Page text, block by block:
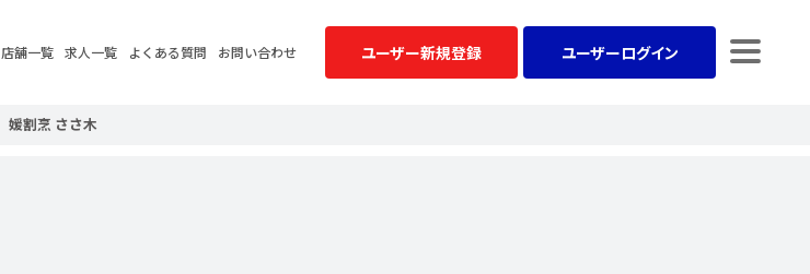
店舗一覧 求人一覧 よくある質問 お問い合わせ ユーザー新規登録 ユーザーログイン
媛割烹 ささ木